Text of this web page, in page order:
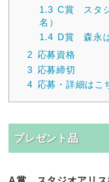
1.3 C賞 スタ
名）
1.4 D賞 森永は
2 応募資格
3 応募締切
4 応募・詳細はこ
プレゼント品